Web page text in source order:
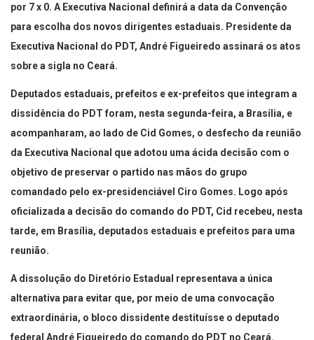
por 7 x 0. A Executiva Nacional definirá a data da Convenção
para escolha dos novos dirigentes estaduais. Presidente da
Executiva Nacional do PDT, André Figueiredo assinará os atos
sobre a sigla no Ceará.
Deputados estaduais, prefeitos e ex-prefeitos que integram a
dissidência do PDT foram, nesta segunda-feira, a Brasília, e
acompanharam, ao lado de Cid Gomes, o desfecho da reunião
da Executiva Nacional que adotou uma ácida decisão com o
objetivo de preservar o partido nas mãos do grupo
comandado pelo ex-presidenciável Ciro Gomes. Logo após
oficializada a decisão do comando do PDT, Cid recebeu, nesta
tarde, em Brasília, deputados estaduais e prefeitos para uma
reunião.
A dissolução do Diretório Estadual representava a única
alternativa para evitar que, por meio de uma convocação
extraordinária, o bloco dissidente destituísse o deputado
federal André Figueiredo do comando do PDT no Ceará.